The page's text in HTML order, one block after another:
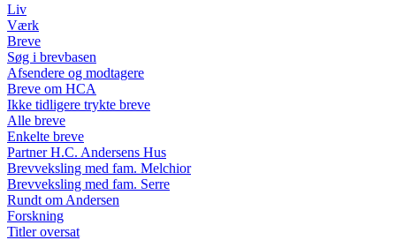
Liv
Værk
Breve
Søg i brevbasen
Afsendere og modtagere
Breve om HCA
Ikke tidligere trykte breve
Alle breve
Enkelte breve
Partner H.C. Andersens Hus
Brevveksling med fam. Melchior
Brevveksling med fam. Serre
Rundt om Andersen
Forskning
Titler oversat